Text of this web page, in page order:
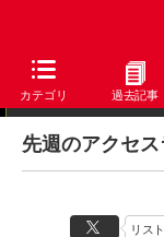
カテゴリ 過去記事
アクセスランキン
先週のアクセス
リスト